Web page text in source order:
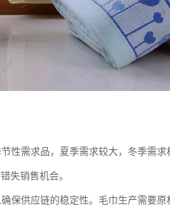
性需求品，夏季需求较大，冬季需
失销售机会。
保供应链的稳定性。毛巾生产需要